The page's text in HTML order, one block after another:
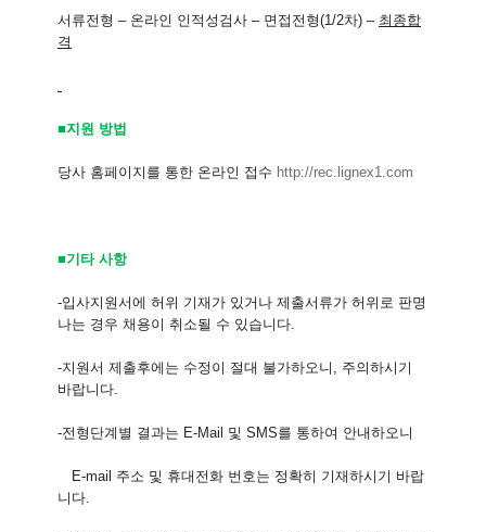
서류전형 – 온라인 인적성검사 – 면접전형(1/2차) – 최종합
격
■지원 방법
당사 홈페이지를 통한 온라인 접수 http://rec.lignex1.com
■기타 사항
-입사지원서에 허위 기재가 있거나 제출서류가 허위로 판명
나는 경우 채용이 취소될 수 있습니다.
-지원서 제출후에는 수정이 절대 불가하오니 , 주의하시기
바랍니다.
-전형단계별 결과는 E-Mail 및 SMS를 통하여 안내하오니
E-mail 주소 및 휴대전화 번호는 정확히 기재하시기 바랍
니다.